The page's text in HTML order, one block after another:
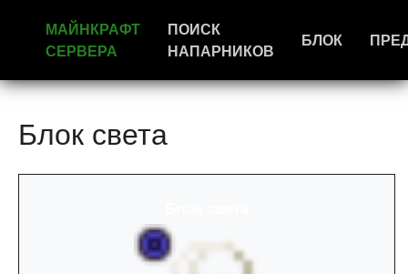
МАЙНКРАФТ
СЕРВЕРА
ПОИСК
НАПАРНИКОВ
БЛОК
Блок света